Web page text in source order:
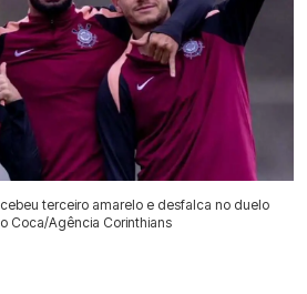
terceiro amarelo e desfalca no duelo
Coca/Agência Corinthians